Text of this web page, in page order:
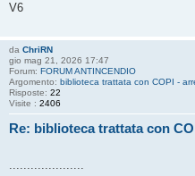
V6
da ChriRN
gio mag 21, 2026 17:47
Forum: FORUM ANTINCENDIO
Argomento: biblioteca trattata con COPI -
Risposte: 22
Visite : 2406
Re: biblioteca trattata con